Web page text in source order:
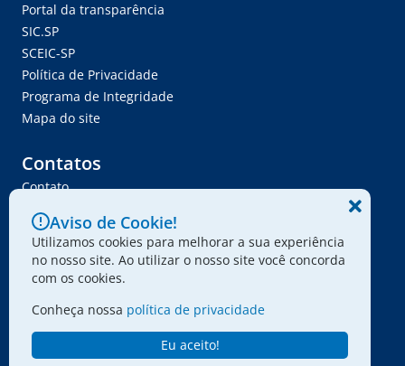
Portal da transparência
SIC.SP
SCEIC-SP
Política de Privacidade
Programa de Integridade
Mapa do site
Contatos
Contato
Trabalhe Conosco
Ser Fornecedor
Envie seu projeto
© 2024 - Associação Paulista dos Amigos da Arte
Aviso de Cookie!
Utilizamos cookies para melhorar a sua experiência
no nosso site. Ao utilizar o nosso site você concorda
com os cookies.
Conheça nossa política de privacidade
Eu aceito!